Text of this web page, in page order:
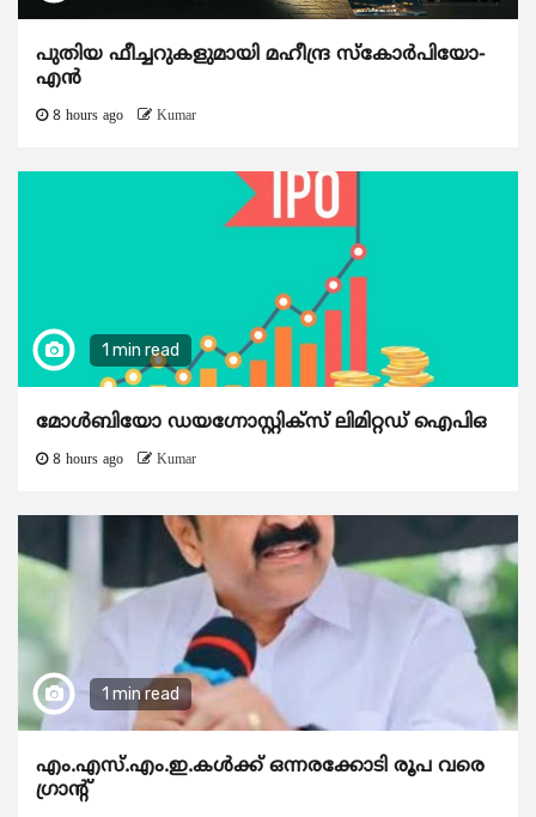
പുതിയ ഫീച്ചറുകളുമായി മഹീന്ദ്ര സ്കോർപിയോ-
എൻ
8 hours ago Kumar
1 min read
മോൾബിയോ ഡയഗ്നോസ്റ്റിക്സ് ലിമിറ്റഡ് ഐപിഒ
8 hours ago Kumar
1 min read
എം.എസ്.എം.ഇ.കൾക്ക് ഒന്നരക്കോടി രൂപ വരെ
ഗ്രാന്റ്